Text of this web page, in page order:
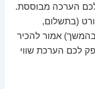
הערכה מבוססת.
(בתשלום,
בהמשך) אמור להכיר
לכם הערכת שווי